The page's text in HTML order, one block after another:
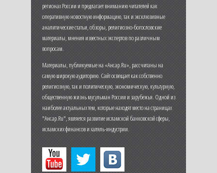
регионах России и предлагает вниманию читателей как
оперативную новостную информацию, так и эксклюзивные
аналитические статьи, обзоры, религиозно-богословские
материалы, мнения известных экспертов по различным
вопросам.
Материалы, публикуемые на «Ансар.Ru», рассчитаны на
самую широкую аудиторию. Сайт освещает как собственно
религиозную, так и политическую, экономическую, культурную,
общественную жизнь мусульман России и зарубежья. Одной из
наиболее актуальных тем, которые находят место на страницах
"Ансар.Ru", является развитие исламской банковской сферы,
исламских финансов и халяль-индустрии.